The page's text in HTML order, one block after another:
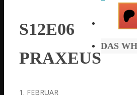
S12E06
PRAXEUS
1. FEBRUAR
DAS